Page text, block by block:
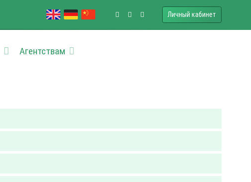
Личный кабинет
Агентствам